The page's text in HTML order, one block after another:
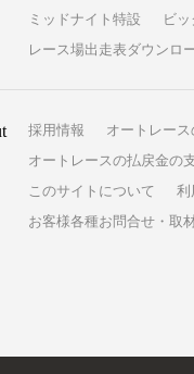
ミッドナイト特設
ビ
レース場出走表ダウンロ
採用情報 オートレー
オートレースの払戻金の
このサイトについて
利
お客様各種お問合せ・取